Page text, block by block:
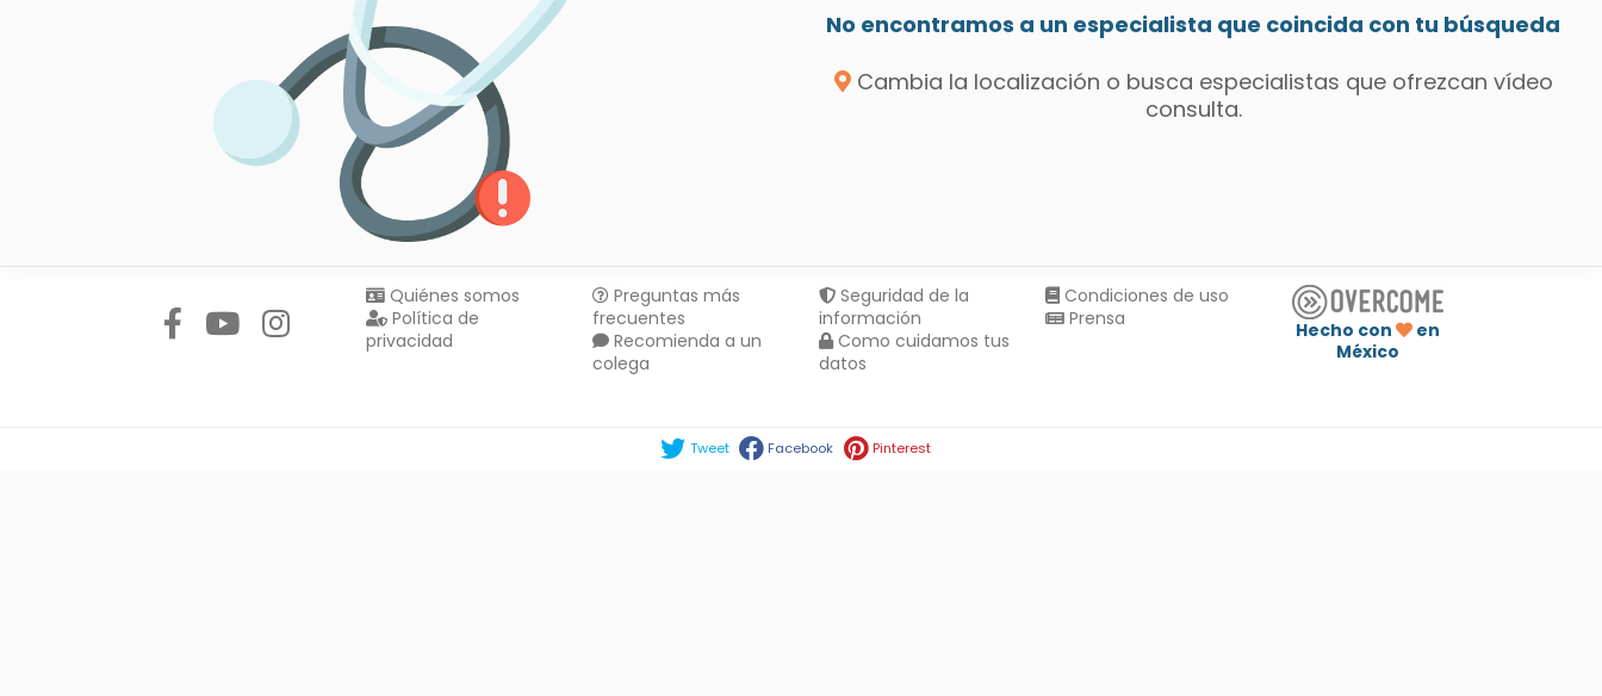
No encontramos a un especialista que coincida con tu búsqueda
Cambia la localización o busca especialistas que ofrezcan vídeo
consulta.
Quiénes somos
Política de
privacidad
Preguntas más
frecuentes
Recomienda a un
colega
Seguridad de la
información
Como cuidamos tus
datos
Condiciones de uso
Prensa
Hecho con
en
México
Tweet Facebook Pinterest